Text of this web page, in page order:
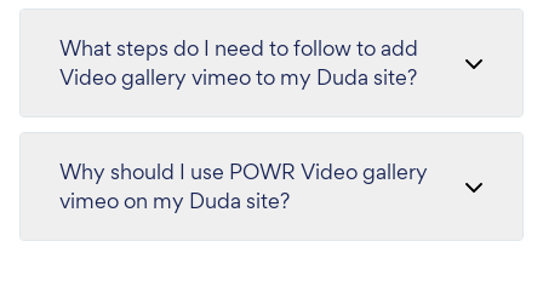
What steps do I need to follow to add
Video gallery vimeo to my Duda site?
Why should I use POWR Video gallery
vimeo on my Duda site?